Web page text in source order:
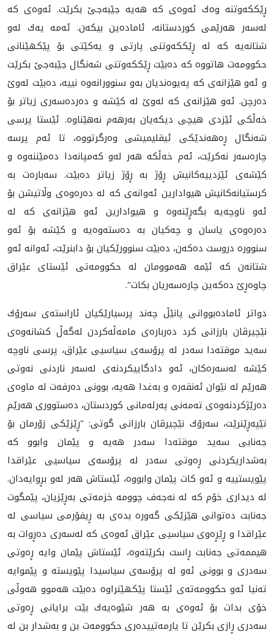
ڕێككه‌وتنه‌ وه‌ك ئه‌وه‌ی كه‌ هه‌یه‌ جێبه‌جێ بكرێت. ئه‌وه‌ی كه‌
له‌سه‌ر هه‌رێمی كوردستانه‌، ئاماده‌ین بیكه‌ن. ئه‌مه‌ یه‌ك له‌و
شتانه‌یه‌ كه‌ له‌ ڕێككه‌وتنی‌ پارتی و یه‌كێتی بۆ پێكهێنانی
حكوومه‌ت هاتووه‌‌ كه‌ ده‌بێت ڕێككه‌وتنی شه‌نگال جێبه‌جێ بكرێت
و ئه‌و هێزانه‌ی كه‌ په‌یوه‌ندیان به‌و سنوورانه‌وه‌ نییه،‌ ده‌بێت له‌وێ
ده‌رچن. ئه‌و هێزانه‌ی كه‌ له‌وێ له‌ كێشه‌ و ده‌رده‌سه‌ری زیاتر بۆ
خه‌ڵكی ئێزدی هیچی دیكه‌یان به‌رهه‌م نه‌هێناوه‌. ئێستا پرسی
شه‌نگال ڕه‌هه‌ندێكی ئیقلیمیشی وه‌رگرتووه‌، تا ئه‌م پرسه‌
چاره‌سه‌ر نه‌كرێت، ئه‌م خه‌ڵكه‌ هه‌ر له‌و كه‌مپانه‌دا ده‌مێننه‌وه‌ و
كێشه‌ی ئێزدییه‌كانیش ڕۆژ به‌ ڕۆژ زیاتر ده‌بێت. سه‌باره‌ت به‌
كرستیانه‌كانیش هیوادارین ئه‌وانه‌ی كه‌ له‌ ده‌ره‌وه‌ی وڵاتیشن بۆ
ئه‌و ناوچه‌یه‌ بگه‌ڕێنه‌وه‌ و هیوادارین ئه‌و هێزانه‌ی كه‌ له‌
ده‌ره‌وه‌ی یاسان و چه‌كیان به‌ ده‌سته‌وه‌یه‌ و كێشه‌ بۆ ئه‌و
سنووره‌ دروست ده‌كه‌ن، ده‌بێت سنوورێكیان بۆ دابنرێت، ئه‌وانه‌ ئه‌و
شتانه‌ن كه‌ ئێمه‌ هه‌موومان له‌ حكوومه‌تی ئێستای عێراق
چاوه‌ڕێ ده‌كه‌ین چاره‌سه‌ریان بكات".
دواتر ئاماده‌بووانی پانێڵ چه‌ند پرسیارێكیان ئاراسته‌ی سه‌رۆك
نێچیرڤان بارزانی كرد ده‌رباره‌ی مامه‌ڵه‌كردن له‌گه‌ڵ كشانه‌وه‌ی
سه‌ید موقته‌دا سه‌در له‌ پرۆسه‌ی سیاسیی عێراق، پرسی ناوچه‌
كێشه‌ له‌سه‌ره‌كان، ئه‌و دادگاییكردنه‌ی له‌سه‌ر ناردنی نه‌وتی
هه‌رێم له‌ نێوان ئه‌نقه‌ره‌ و به‌غدا هه‌یه‌، بوونی ده‌رفه‌ت‌ له‌ ماوه‌ی
ده‌رێژكردنه‌وه‌ی ته‌مه‌نی په‌رله‌مانی كوردستان، ده‌ستووری هه‌رێم
تێپه‌ڕێنرێت، سه‌رۆك نێچیرڤان بارزانی گوتی: "ڕێزێكی زۆرمان بۆ
جه‌نابی سه‌ید موقته‌دا سه‌در هه‌یه‌ و پێمان وابوو كه‌
به‌شداریكردنی ڕه‌وتی سه‌در له‌ پرۆسه‌ی سیاسیی عێراقدا
پێويستييه‌ و ئه‌و كات پێمان وابووه‌، ئێستاش هه‌ر له‌و بڕوایه‌دان.
له‌ دیداری خۆم كه‌ له‌ نه‌جه‌ف چوومه‌ خزمه‌تی به‌ڕێزیان، پێمگوت
جه‌نابت ده‌توانی هێزێكی گه‌وره‌ بده‌ی به‌ ڕیفۆرمی سیاسی له‌
عێراقدا و ڕێڕه‌وی سیاسیی عێراق ئه‌وه‌ی كه‌ له‌سه‌ری ده‌ڕوات به‌
هیممه‌تی جه‌نابت ڕاست بكرێته‌وه‌، ئێستاش پێمان وایه‌ ڕه‌وتی
سه‌درى و بوونی ئه‌و له‌ پرۆسه‌ی سیاسيدا پێویسته‌ و پێموایه‌
ته‌نیا ئه‌و حكوومه‌ته‌ی ئێستا پێكهێنراوه‌ ده‌بێت هه‌موو هه‌وڵی
خۆی بدات بۆ ئه‌وه‌ی به‌ هه‌ر شێوه‌یه‌ك بێت برایانی ڕه‌وتی
سه‌دری ڕازی بكرێن تا یارمه‌تییده‌ری حكوومه‌ت بن و به‌شدار بن له‌